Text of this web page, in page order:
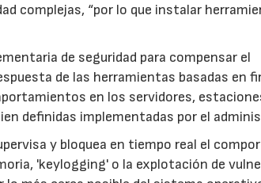
complejas, “por lo que instalar
de seguridad para compensar el
de las herramientas basadas en
en los servidores,
definidas implementadas por el
y bloquea en tiempo real el
'keylogging' o la explotación de